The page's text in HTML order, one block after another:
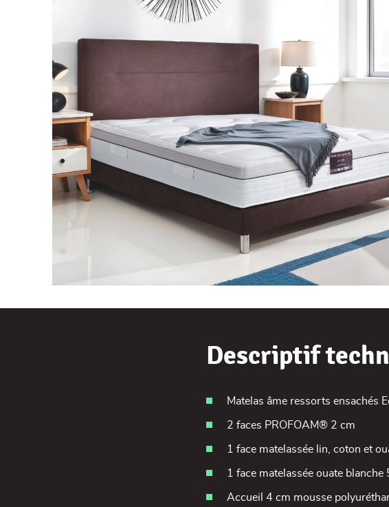
Descriptif
Matelas âme ressorts ensachés
2 faces PROFOAM® 2 cm
1 face matelassée lin, coton et
1 face matelassée ouate blanche
Accueil 4 cm mousse